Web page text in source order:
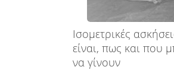
Ισομετρικές
είναι, πως και που
να γίνουν